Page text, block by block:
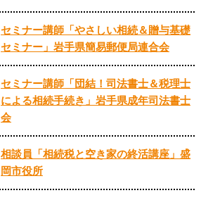
セミナー講師「やさしい相続＆贈与基礎
セミナー」岩手県簡易郵便局連合会
セミナー講師「団結！司法書士＆税理士
による相続手続き」岩手県成年司法書士
会
相談員「相続税と空き家の終活講座」盛
岡市役所